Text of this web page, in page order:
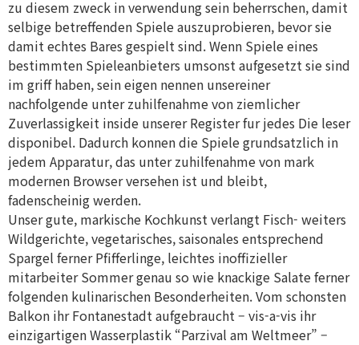
zu diesem zweck in verwendung sein beherrschen, damit
selbige betreffenden Spiele auszuprobieren, bevor sie
damit echtes Bares gespielt sind. Wenn Spiele eines
bestimmten Spieleanbieters umsonst aufgesetzt sie sind
im griff haben, sein eigen nennen unsereiner
nachfolgende unter zuhilfenahme von ziemlicher
Zuverlassigkeit inside unserer Register fur jedes Die leser
disponibel. Dadurch konnen die Spiele grundsatzlich in
jedem Apparatur, das unter zuhilfenahme von mark
modernen Browser versehen ist und bleibt,
fadenscheinig werden.
Unser gute, markische Kochkunst verlangt Fisch- weiters
Wildgerichte, vegetarisches, saisonales entsprechend
Spargel ferner Pfifferlinge, leichtes inoffizieller
mitarbeiter Sommer genau so wie knackige Salate ferner
folgenden kulinarischen Besonderheiten. Vom schonsten
Balkon ihr Fontanestadt aufgebraucht – vis-a-vis ihr
einzigartigen Wasserplastik “Parzival am Weltmeer” –